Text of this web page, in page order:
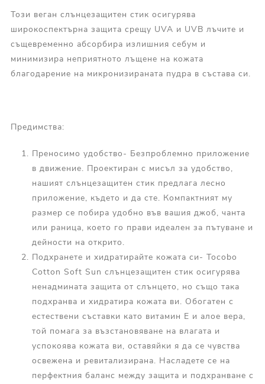
Този веган слънцезащитен стик осигурява
широкоспектърна защита срещу UVA и UVB лъчите и
същевременно абсорбира излишния себум и
минимизира неприятното лъщене на кожата
благодарение на микронизираната пудра в състава си.
Предимства:
Преносимо удобство- Безпроблемно приложение
в движение. Проектиран с мисъл за удобство,
нашият слънцезащитен стик предлага лесно
приложение, където и да сте. Компактният му
размер се побира удобно във вашия джоб, чанта
или раница, което го прави идеален за пътуване и
дейности на открито.
Подхранете и хидратирайте кожата си- Tocobo
Cotton Soft Sun слънцезащитен стик осигурява
ненадмината защита от слънцето, но също така
подхранва и хидратира кожата ви. Обогатен с
естествени съставки като витамин Е и алое вера,
той помага за възстановяване на влагата и
успокоява кожата ви, оставяйки я да се чувства
освежена и ревитализирана. Насладете се на
перфектния баланс между защита и подхранване с